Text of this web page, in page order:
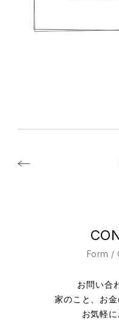
Form /
お問い合
家のこと、お
お気軽